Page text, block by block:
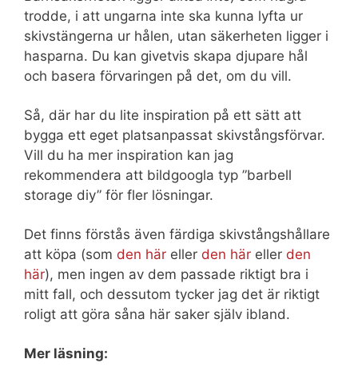
trodde, i att ungarna inte ska kunna lyfta ur
skivstängerna ur hålen, utan säkerheten ligger i
hasparna. Du kan givetvis skapa djupare hål
och basera förvaringen på det, om du vill.
Så, där har du lite inspiration på ett sätt att
bygga ett eget platsanpassat skivstångsförvar.
Vill du ha mer inspiration kan jag
rekommendera att bildgoogla typ ”barbell
storage diy” för fler lösningar.
Det finns förstås även färdiga skivstångshållare
att köpa (som den här eller den här eller den
här), men ingen av dem passade riktigt bra i
mitt fall, och dessutom tycker jag det är riktigt
roligt att göra såna här saker själv ibland.
Mer läsning: